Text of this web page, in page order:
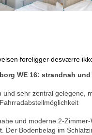
foreligger desværre
WE 16: strandnah
und sehr zentral gelegene,
und moderne 2-
Der Bodenbelag im